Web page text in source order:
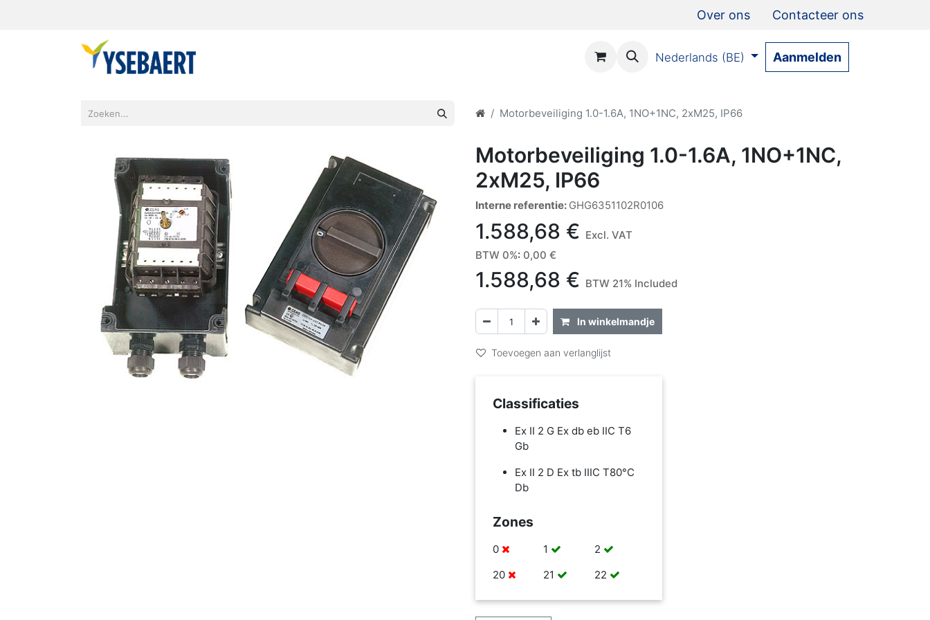
Over ons Contacteer ons
Nederlands (BE) Aanmelden
Motorbeveiliging 1.0-1.6A, 1NO+1NC, 2xM25, IP66
Motorbeveiliging 1.0-1.6A, 1NO+1NC,
2xM25, IP66
Interne referentie: GHG6351102R0106
1.588,68 € Excl. VAT
BTW 0%: 0,00 €
1.588,68 € BTW 21% Included
In winkelmandje
Toevoegen aan verlanglijst
Classificaties
Ex II 2 G Ex db eb IIC T6
Gb
Ex II 2 D Ex tb IIIC T80°C
Db
Zones
0 1
2
20
21 22